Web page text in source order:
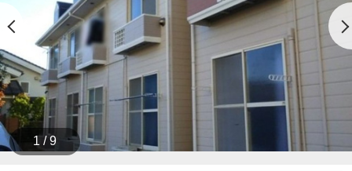
1 / 9